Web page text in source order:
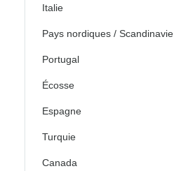
Italie
Pays nordiques / Scandinavie
Portugal
Écosse
Espagne
Turquie
Canada